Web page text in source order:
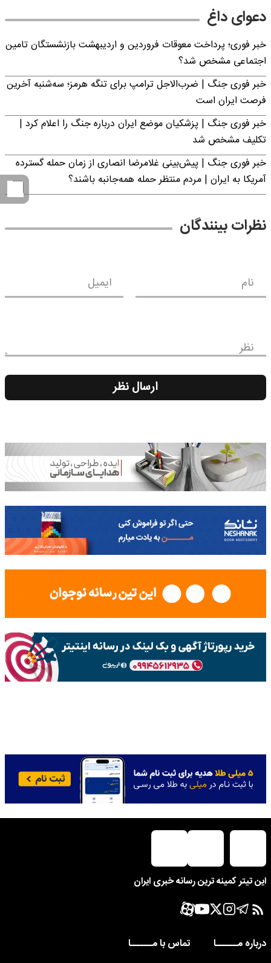
دعوای داغ
خبر فوری؛ پرداخت معوقات فروردین و اردیبهشت بازنشستگان تامین
اجتماعی مشخص شد؟
خبر فوری جنگ | ضرب‌الاجل ترامپ برای تنگه هرمز؛ سه‌شنبه آخرین
فرصت ایران است
خبر فوری جنگ | پزشکیان موضع ایران درباره جنگ را اعلام کرد |
تکلیف مشخص شد
خبر فوری جنگ | پیش‌بینی غلامرضا انصاری از زمان حمله گسترده
آمریکا به ایران | مردم منتظر حمله همه‌جانبه باشند؟
نظرات بینندگان
نام ایمیل
نظر
ارسال نظر
این تیتر کمینه ترین رسانه خبری ایران
درباره مــــــا
تماس با مــــــا